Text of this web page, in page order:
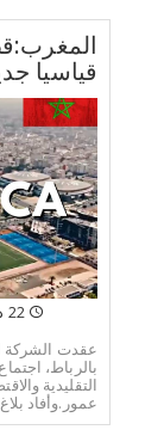
قياسيا جديدا
22 ديسمبر 2023
عقدت الشركة
بالرباط،
التقليدية
عمور.وأفاد